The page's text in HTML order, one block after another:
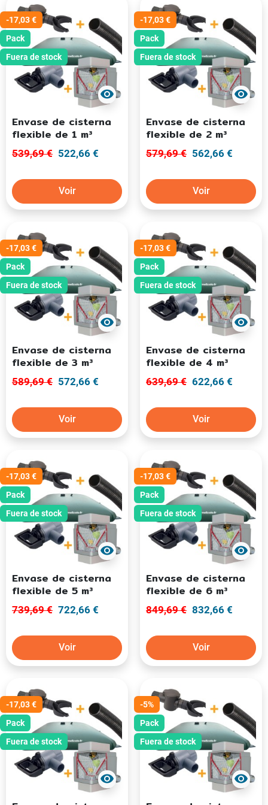
-17,03 €
Pack
Fuera de stock
visibility
Envase de cisterna
flexible de 1 m³
539,69 € 522,66 €
Voir
-17,03 €
Pack
Fuera de stock
visibility
Envase de cisterna
flexible de 2 m³
579,69 € 562,66 €
Voir
-17,03 €
Pack
Fuera de stock
visibility
Envase de cisterna
flexible de 3 m³
589,69 € 572,66 €
Voir
-17,03 €
Pack
Fuera de stock
visibility
Envase de cisterna
flexible de 4 m³
639,69 € 622,66 €
Voir
-17,03 €
Pack
Fuera de stock
visibility
Envase de cisterna
flexible de 5 m³
739,69 € 722,66 €
Voir
-17,03 €
Pack
Fuera de stock
visibility
Envase de cisterna
flexible de 6 m³
849,69 € 832,66 €
Voir
-17,03 €
Pack
Fuera de stock
visibility
-5%
Pack
Fuera de stock
visibility